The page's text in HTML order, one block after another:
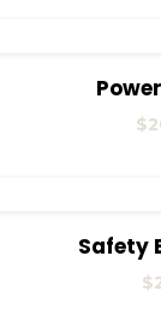
View Details
$
View DetailsSafety
$